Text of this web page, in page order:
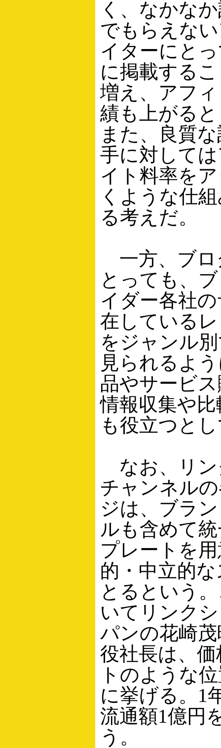
く、なかな
でもらえな
イターにと
に掲載する
増え、アフ
績も上がる
また、良質
手に対して
イト料率を
くような仕
る考えだ。
一方、ブロ
とっても、
イダー各社
在している
をジャンル
見られるよ
品やサービ
情報収集や
も役立つと
なお、リン
チャンネル
ジは、ブラ
ルも含めて
プレートを
的・中立的
とるという
いてリンク
パンの花崎
役社長は、
トのような
に挙げる。1
流通額1億円
う。